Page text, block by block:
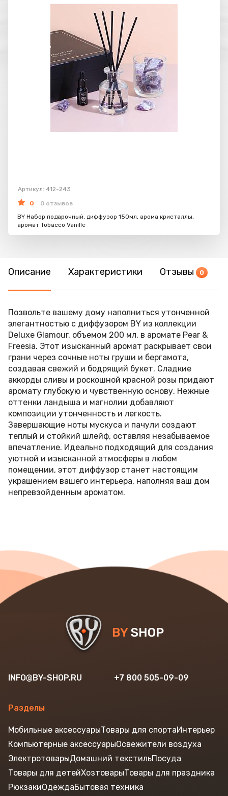
Артикул: 412-243
0
0 отзывов
BY Набор подарочный, диффузор 150мл, арома кристаллы,
аромат Tobacco Vanille
Описание Характеристики Отзывы 0
Позвольте вашему дому наполниться утонченной
элегантностью с диффузором BY из коллекции
Deluxe Glamour, объемом 200 мл, в аромате Pear &
Freesia. Этот изысканный аромат раскрывает свои
грани через сочные ноты груши и бергамота,
создавая свежий и бодрящий букет. Сладкие
аккорды сливы и роскошной красной розы придают
аромату глубокую и чувственную основу. Нежные
оттенки ландыша и магнолии добавляют
композиции утонченность и легкость.
Завершающие ноты мускуса и пачули создают
теплый и стойкий шлейф, оставляя незабываемое
впечатление. Идеально подходящий для создания
уютной и изысканной атмосферы в любом
помещении, этот диффузор станет настоящим
украшением вашего интерьера, наполняя ваш дом
непревзойденным ароматом.
INFO@BY-SHOP.RU +7 800 505-09-09
Разделы
Мобильные аксессуарыТовары для спортаИнтерьер
Компьютерные аксессуарыОсвежители воздуха
ЭлектротоварыДомашний текстильПосуда
Товары для детейХозтоварыТовары для праздника
РюкзакиОдеждаБытовая техника